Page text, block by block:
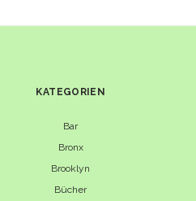
KATEGORIEN
Bar
Bronx
Brooklyn
Bücher